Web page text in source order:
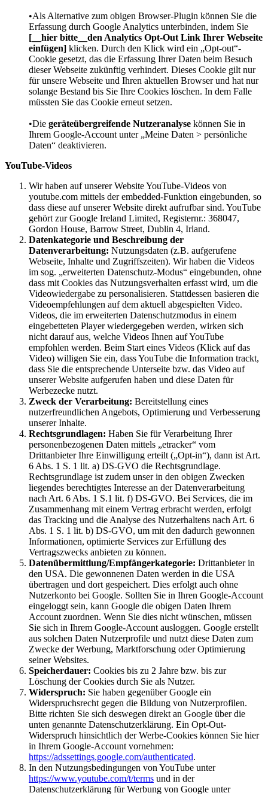
•Als Alternative zum obigen Browser-Plugin können Sie die
Erfassung durch Google Analytics unterbinden, indem Sie
[__hier bitte__den Analytics Opt-Out Link Ihrer Webseite
einfügen] klicken. Durch den Klick wird ein „Opt-out“-
Cookie gesetzt, das die Erfassung Ihrer Daten beim Besuch
dieser Webseite zukünftig verhindert. Dieses Cookie gilt nur
für unsere Webseite und Ihren aktuellen Browser und hat nur
solange Bestand bis Sie Ihre Cookies löschen. In dem Falle
müssten Sie das Cookie erneut setzen.
•Die geräteübergreifende Nutzeranalyse können Sie in
Ihrem Google-Account unter „Meine Daten > persönliche
Daten“ deaktivieren.
YouTube-Videos
Wir haben auf unserer Website YouTube-Videos von
youtube.com mittels der embedded-Funktion eingebunden, so
dass diese auf unserer Website direkt aufrufbar sind. YouTube
gehört zur Google Ireland Limited, Registernr.: 368047,
Gordon House, Barrow Street, Dublin 4, Irland.
Datenkategorie und Beschreibung der
Datenverarbeitung: Nutzungsdaten (z.B. aufgerufene
Webseite, Inhalte und Zugriffszeiten). Wir haben die Videos
im sog. „erweiterten Datenschutz-Modus“ eingebunden, ohne
dass mit Cookies das Nutzungsverhalten erfasst wird, um die
Videowiedergabe zu personalisieren. Stattdessen basieren die
Videoempfehlungen auf dem aktuell abgespielten Video.
Videos, die im erweiterten Datenschutzmodus in einem
eingebetteten Player wiedergegeben werden, wirken sich
nicht darauf aus, welche Videos Ihnen auf YouTube
empfohlen werden. Beim Start eines Videos (Klick auf das
Video) willigen Sie ein, dass YouTube die Information trackt,
dass Sie die entsprechende Unterseite bzw. das Video auf
unserer Website aufgerufen haben und diese Daten für
Werbezecke nutzt.
Zweck der Verarbeitung: Bereitstellung eines
nutzerfreundlichen Angebots, Optimierung und Verbesserung
unserer Inhalte.
Rechtsgrundlagen: Haben Sie für Verarbeitung Ihrer
personenbezogenen Daten mittels „etracker“ vom
Drittanbieter Ihre Einwilligung erteilt („Opt-in“), dann ist Art.
6 Abs. 1 S. 1 lit. a) DS-GVO die Rechtsgrundlage.
Rechtsgrundlage ist zudem unser in den obigen Zwecken
liegendes berechtigtes Interesse an der Datenverarbeitung
nach Art. 6 Abs. 1 S.1 lit. f) DS-GVO. Bei Services, die im
Zusammenhang mit einem Vertrag erbracht werden, erfolgt
das Tracking und die Analyse des Nutzerhaltens nach Art. 6
Abs. 1 S. 1 lit. b) DS-GVO, um mit den dadurch gewonnen
Informationen, optimierte Services zur Erfüllung des
Vertragszwecks anbieten zu können.
Datenübermittlung/Empfängerkategorie: Drittanbieter in
den USA. Die gewonnenen Daten werden in die USA
übertragen und dort gespeichert. Dies erfolgt auch ohne
Nutzerkonto bei Google. Sollten Sie in Ihren Google-Account
eingeloggt sein, kann Google die obigen Daten Ihrem
Account zuordnen. Wenn Sie dies nicht wünschen, müssen
Sie sich in Ihrem Google-Account ausloggen. Google erstellt
aus solchen Daten Nutzerprofile und nutzt diese Daten zum
Zwecke der Werbung, Marktforschung oder Optimierung
seiner Websites.
Speicherdauer: Cookies bis zu 2 Jahre bzw. bis zur
Löschung der Cookies durch Sie als Nutzer.
Widerspruch: Sie haben gegenüber Google ein
Widerspruchsrecht gegen die Bildung von Nutzerprofilen.
Bitte richten Sie sich deswegen direkt an Google über die
unten genannte Datenschutzerklärung. Ein Opt-Out-
Widerspruch hinsichtlich der Werbe-Cookies können Sie hier
in Ihrem Google-Account vornehmen:
https://adssettings.google.com/authenticated.
In den Nutzungsbedingungen von YouTube unter
https://www.youtube.com/t/terms und in der
Datenschutzerklärung für Werbung von Google unter